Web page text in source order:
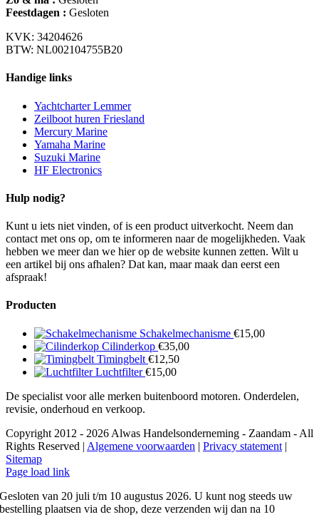
Feestdagen : Gesloten
KVK: 34204626
BTW: NL002104755B20
Handige links
Yachtcharter Lemmer
Zeilboot huren Friesland
Mercury Marine
Yamaha Marine
Suzuki Marine
HF Electronics
Hulp nodig?
Kunt u iets niet vinden, of is een product uitverkocht. Neem dan
contact met ons op, om te informeren naar de mogelijkheden. Vaak
hebben we meer dan we hier op de website kunnen zetten. Wilt u
een artikel bij ons afhalen? Dat kan, maar maak dan eerst een
afspraak!
Producten
Schakelmechanisme €15,00
Cilinderkop €35,00
Timingbelt €12,50
Luchtfilter €15,00
De specialist voor alle merken buitenboord motoren. Onderdelen,
revisie, onderhoud en verkoop.
Copyright 2012 - 2026 Alwas Handelsonderneming - Zaandam - All
Rights Reserved | Algemene voorwaarden | Privacy statement |
Sitemap
Page load link
Gesloten van 20 juli t/m 10 augustus 2026. U kunt nog steeds uw
bestelling plaatsen via de shop, deze verzenden wij dan na 10